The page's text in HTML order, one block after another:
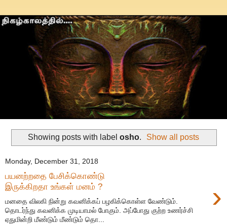
Showing posts with label osho. Show all posts
Monday, December 31, 2018
பயனற்றதை பேசிக்கொண்டு
இருக்கிறதா உங்கள் மனம் ?
›
மனதை விலகி நின்று கவனிக்கப் பழகிக்கொள்ள வேண்டும்.
தொடர்ந்து கவனிக்க முடியாமல் போகும். அப்போது குற்ற உணர்ச்சி
ஏதுமின்றி மீண்டும் மீண்டும் தொ...